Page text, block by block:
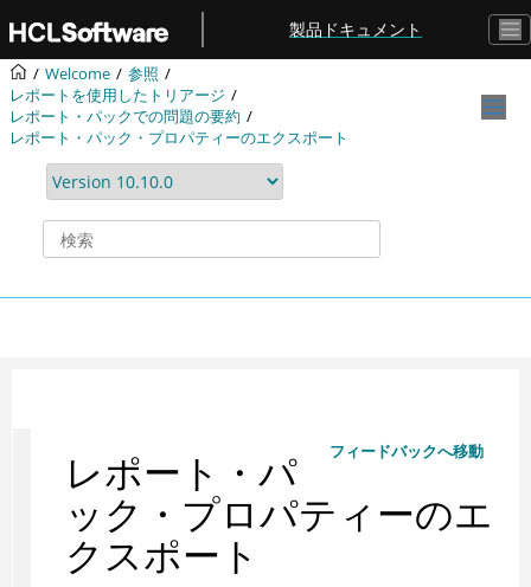
メインコンテンツにジャンプ
製品ドキュメント
Welcome
参照
レポートを使用したトリアージ
レポート・パックでの問題の要約
レポート・パック・プロパティーのエクスポート
フィードバックへ移動
レポート・パ
ック・プロパティーのエ
クスポート